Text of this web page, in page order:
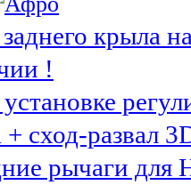
крыла
!
сход-развал
рычаги для